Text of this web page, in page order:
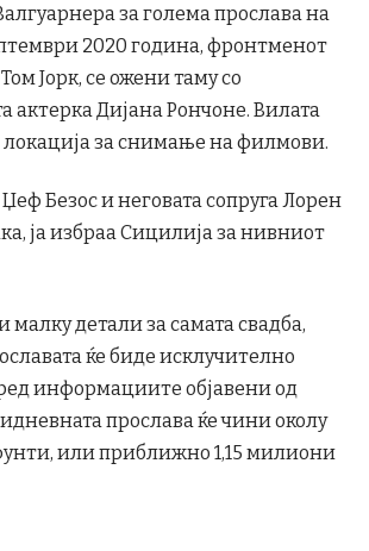
за голема прослава на
2020 година, фронтменот
Јорк, се ожени таму со
актерка Дијана Рончоне. Вилата
локација за снимање на филмови.
Безос и неговата сопруга Лорен
ја избраа Сицилија за нивниот
малку детали за самата свадба,
ќе биде исклучително
информациите објавени од
прослава ќе чини околу
или приближно 1,15 милиони